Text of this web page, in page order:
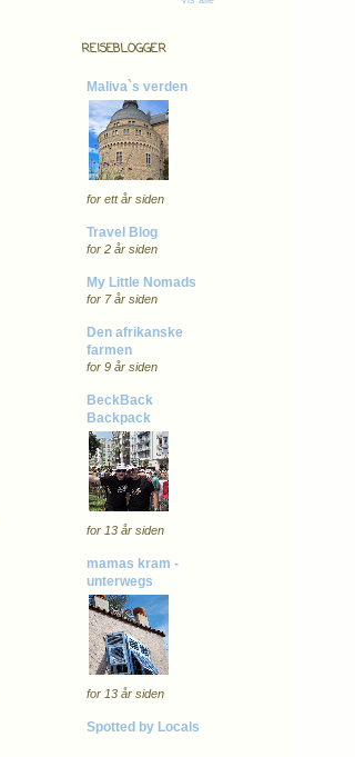
REISEBLOGGER
Maliva`s verden
for ett år siden
Travel Blog
for 2 år siden
My Little Nomads
for 7 år siden
Den afrikanske
farmen
for 9 år siden
BeckBack
Backpack
for 13 år siden
mamas kram -
unterwegs
for 13 år siden
Spotted by Locals